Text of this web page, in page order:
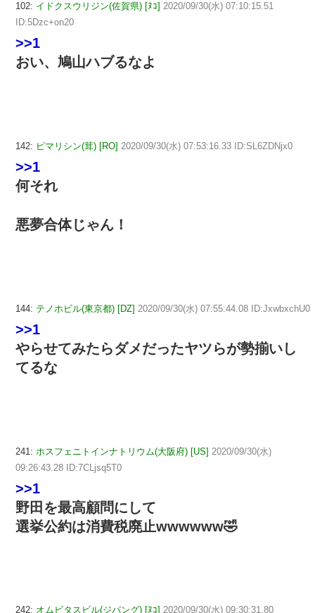
102: イドクスウリジン(佐賀県) [ﾇｺ] 2020/09/30(水) 07:10:15.51
ID:5Dzc+on20
>>1
おい、鳩山ハブるなよ
142: ピマリシン(茸) [RO] 2020/09/30(水) 07:53:16.33 ID:SL6ZDNjx0
>>1
何それ
悪夢合体じゃん！
144: テノホビル(東京都) [DZ] 2020/09/30(水) 07:55:44.08 ID:JxwbxchU0
>>1
やらせてみたらダメだったヤツらが勢揃いし
てるな
241: ホスフェニトインナトリウム(大阪府) [US] 2020/09/30(水)
09:26:43.28 ID:7CLjsq5T0
>>1
野田を最高顧問にして
選挙公約は消費税廃止wwwwww🤣
242: オムビタスビル(ジパング) [ﾇｺ] 2020/09/30(水) 09:30:31.80